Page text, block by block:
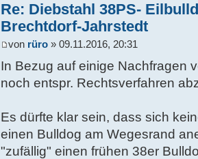
Re: Diebstahl 38PS-
Brechtdorf-Jahrstedt
von rüro » 09.11.2016, 20:31
In Bezug auf einige Nachfragen
noch entspr. Rechtsverfahren
Es dürfte klar sein, dass sich
einen Bulldog am Wegesrand
"zufällig" einen frühen 38er